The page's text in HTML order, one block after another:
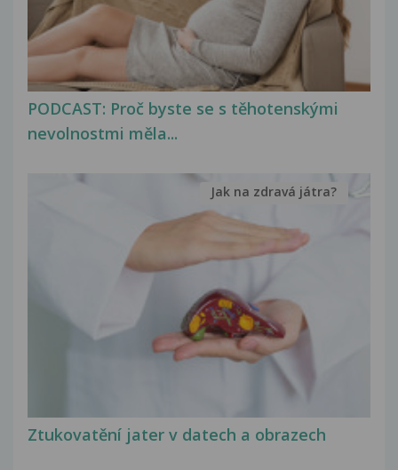
PODCAST: Proč byste se s těhotenskými
nevolnostmi měla...
Ztukovatění jater v datech a obrazech
Jak na zdravá játra?